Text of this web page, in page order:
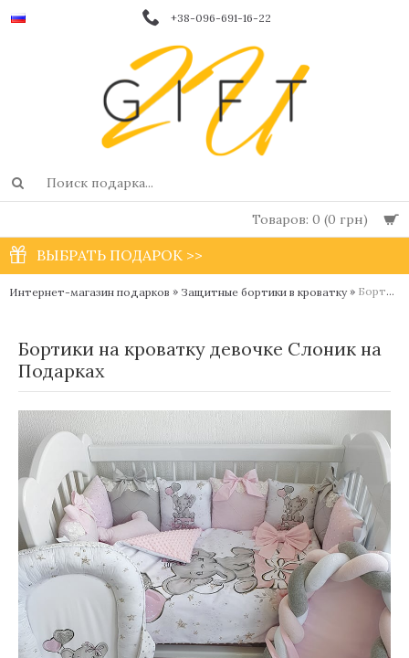
+38-096-691-16-22
Товаров: 0 (0 грн)
ВЫБРАТЬ ПОДАРОК >>
Интернет-магазин подарков » Защитные бортики в кроватку» Бортики на кроватку девочке Слоник на Подарках
Бортики на кроватку девочке Слоник на
Подарках